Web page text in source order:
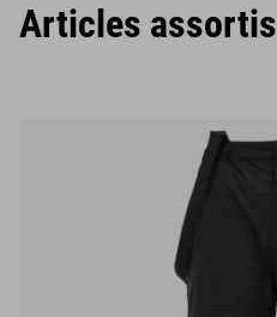
Articles assortis